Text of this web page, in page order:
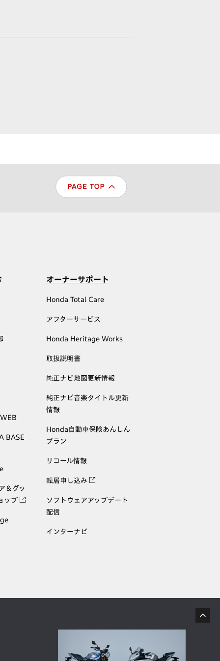
BASE
＆グッ
ップ
オーナーサポート
Honda Total Care
アフターサービス
Honda Heritage Works
取扱説明書
純正ナビ地図更新情報
純正ナビ音楽タイトル更新
情報
Honda自動車保険あんしん
プラン
リコール情報
転居申し込み
ソフトウェアアップデート
配信
インターナビ